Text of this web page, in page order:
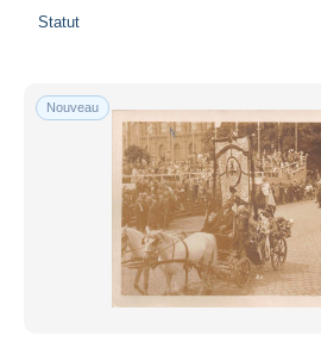
Statut
Nouveau